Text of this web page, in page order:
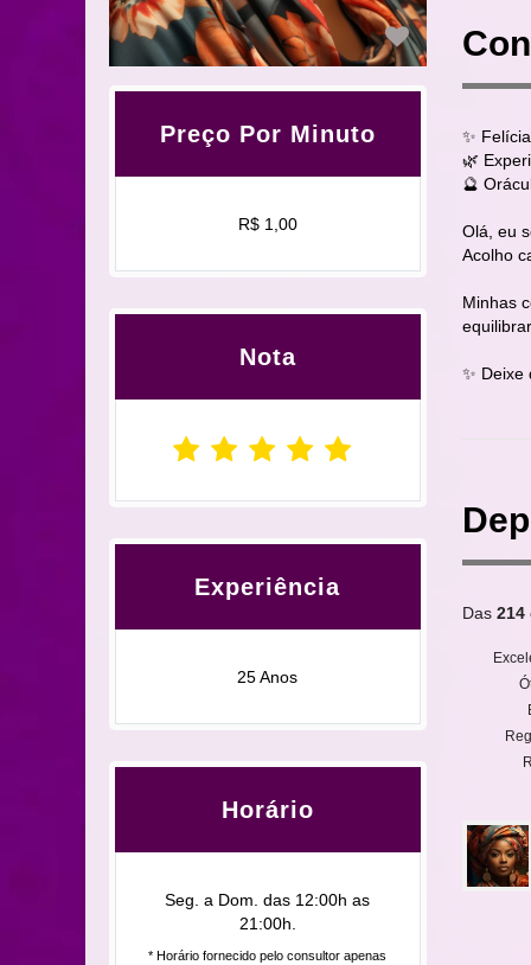
Preço Por Minuto
R$ 1,00
Nota
Experiência
25 Anos
Horário
Seg. a Dom. das 12:00h as
21:00h.
* Horário fornecido pelo consultor apenas
✨
🌿
🔮
Olá, eu
Acolho
Minhas
✨
Das 214